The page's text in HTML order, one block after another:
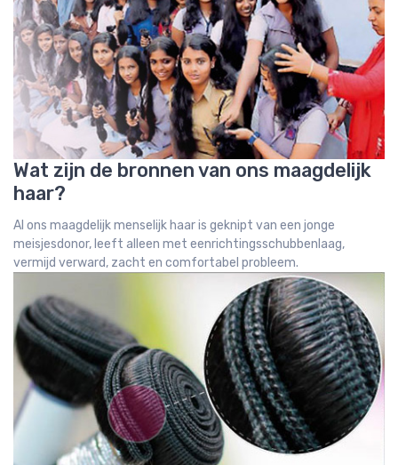
Wat zijn de bronnen van ons maagdelijk
haar?
Al ons maagdelijk menselijk haar is geknipt van een jonge
meisjesdonor, leeft alleen met eenrichtingsschubbenlaag,
vermijd verward, zacht en comfortabel probleem.